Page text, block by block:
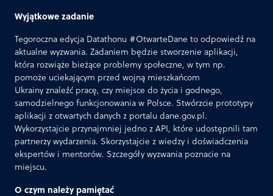
Wyjątkowe zadanie
Tegoroczna edycja Datathonu #OtwarteDane to odpowiedź na
aktualne wyzwania. Zadaniem będzie stworzenie aplikacji,
która rozwiąże bieżące problemy społeczne, w tym np.
pomoże uciekającym przed wojną mieszkańcom
Ukrainy znaleźć pracę, czy miejsce do życia i godnego,
samodzielnego funkcjonowania w Polsce. Stwórzcie prototypy
aplikacji z otwartych danych z portalu dane.gov.pl.
Wykorzystajcie przynajmniej jedno z API, które udostępnili tam
partnerzy wydarzenia. Skorzystajcie z wiedzy i doświadczenia
ekspertów i mentorów. Szczegóły wyzwania poznacie na
miejscu.
O czym należy pamiętać